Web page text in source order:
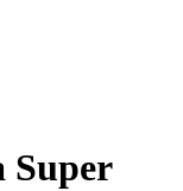
Super